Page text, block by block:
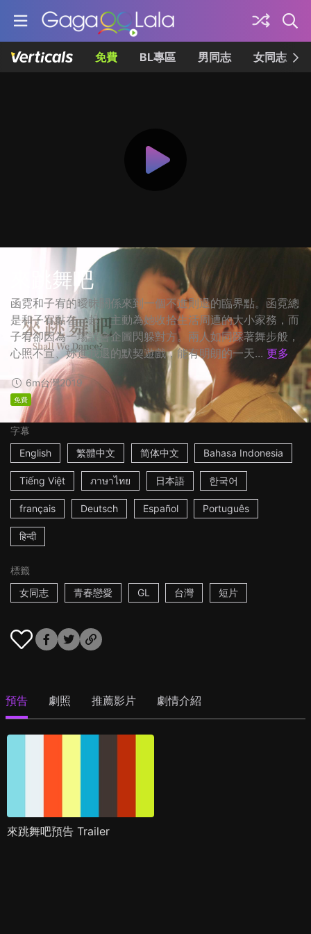
免費 BL專區 男同志 女同志
來跳舞吧
函霓和子宥的曖昧關係來到一個不進則退的臨界點。函霓總
是和子宥黏在一起，主動為她收拾生活周遭的大小家務，而
子宥卻因為一場誤會企圖閃躲對方。兩人如同踩著舞步般，
心照不宣、妳進我退的默契遊戲，能有明朗的一天... 更多
6m台灣2019
免費
字幕
English
繁體中文 简体中文 Bahasa Indonesia
Tiếng Việt ภาษาไทย 日本語 한국어
français Deutsch Español Português
हिन्दी
標籤
女同志
青春戀愛 GL 台灣 短片
預告 劇照 推薦影片 劇情介紹
來跳舞吧預告 Trailer